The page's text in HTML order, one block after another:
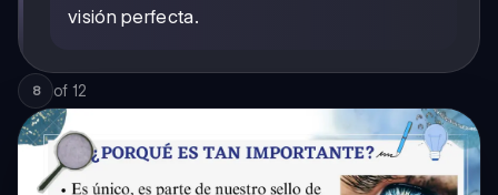
visión perfecta.
8 of 12